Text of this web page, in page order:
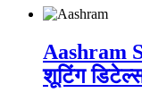
Aashram
शूटिंग